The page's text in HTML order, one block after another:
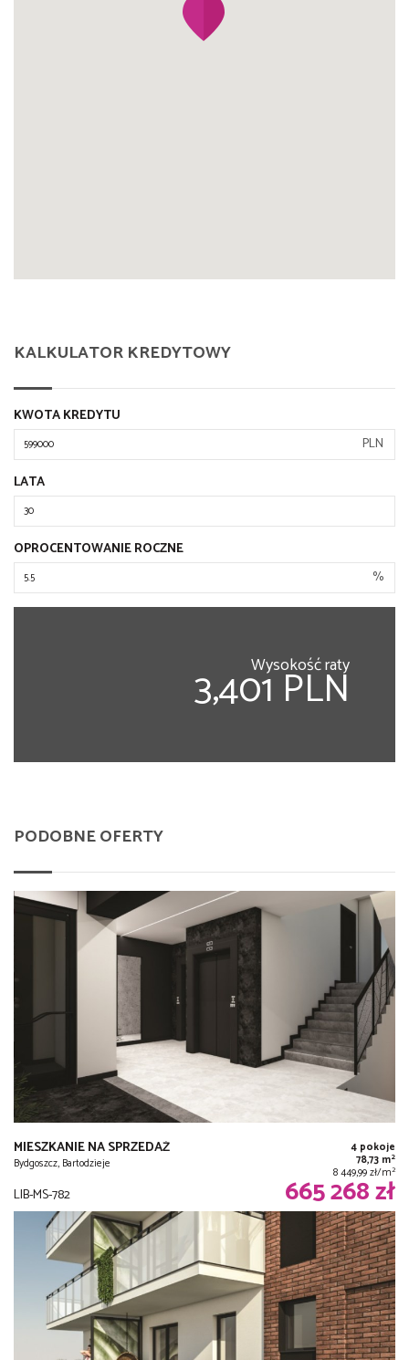
KALKULATOR KREDYTOWY
KWOTA KREDYTU
PLN
LATA
OPROCENTOWANIE ROCZNE
%
Wysokość raty
3,401 PLN
PODOBNE OFERTY
MIESZKANIE NA SPRZEDAŻ
Bydgoszcz, Bartodzieje
4 pokoje
78,73 m2
8 449,99 zł/m2
LIB-MS-782 665 268 zł